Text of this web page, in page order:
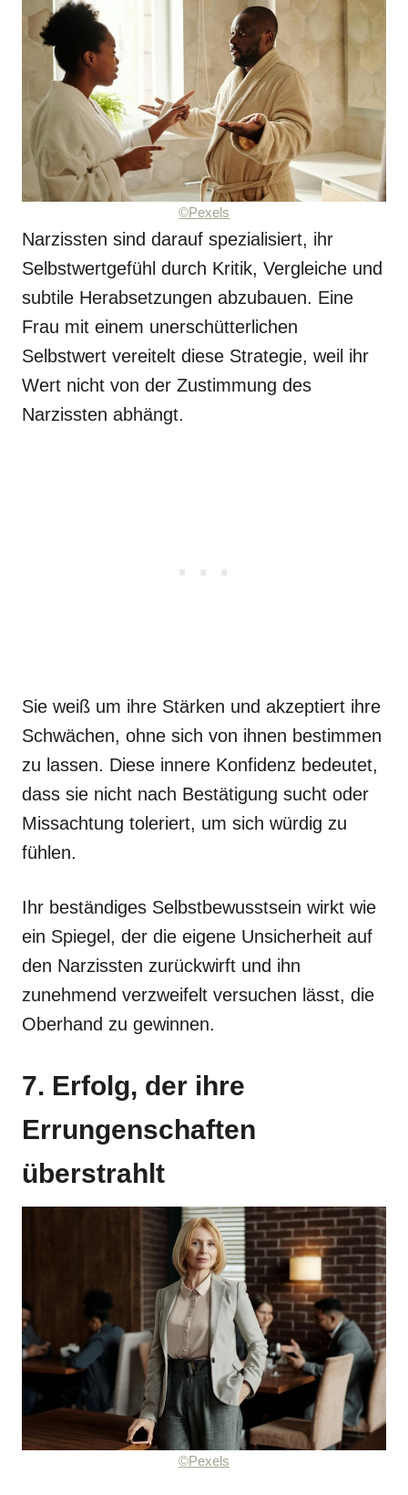
©Pexels
Narzissten sind darauf spezialisiert, ihr
Selbstwertgefühl durch Kritik, Vergleiche und
subtile Herabsetzungen abzubauen. Eine
Frau mit einem unerschütterlichen
Selbstwert vereitelt diese Strategie, weil ihr
Wert nicht von der Zustimmung des
Narzissten abhängt.
Sie weiß um ihre Stärken und akzeptiert ihre
Schwächen, ohne sich von ihnen bestimmen
zu lassen. Diese innere Konfidenz bedeutet,
dass sie nicht nach Bestätigung sucht oder
Missachtung toleriert, um sich würdig zu
fühlen.
Ihr beständiges Selbstbewusstsein wirkt wie
ein Spiegel, der die eigene Unsicherheit auf
den Narzissten zurückwirft und ihn
zunehmend verzweifelt versuchen lässt, die
Oberhand zu gewinnen.
7. Erfolg, der ihre
Errungenschaften
überstrahlt
©Pexels